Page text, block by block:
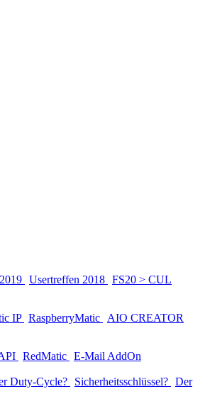
Usertreffen 2018 FS20 > CUL
IP RaspberryMatic
AIO CREATOR
RedMatic E-Mail AddOn
Duty-Cycle? Sicherheitsschlüssel? Der